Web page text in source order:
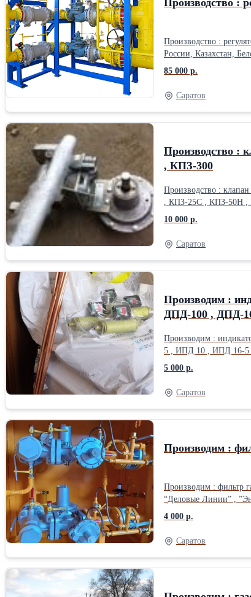
Производство : регулятор
России, Казахстан,
85 000 р.
Саратов
Производство :
, КПЗ-300
Производство :
, КПЗ-25С , КПЗ-50Н
, КПЗ-200С , КПЗ-
транспортными компаниями :
(8452)599719,599283
10 000 р.
Саратов
Производим :
ДПД-100 , ДПД-
Производим :
5 , ИПД 10 , ИПД 16-5 ,
5 000 р.
Саратов
Производим :
Производим : фильтр
“Деловые Линии” , ”Энергия” , автотранспортом. Наши
почта –
4 000 р.
Саратов